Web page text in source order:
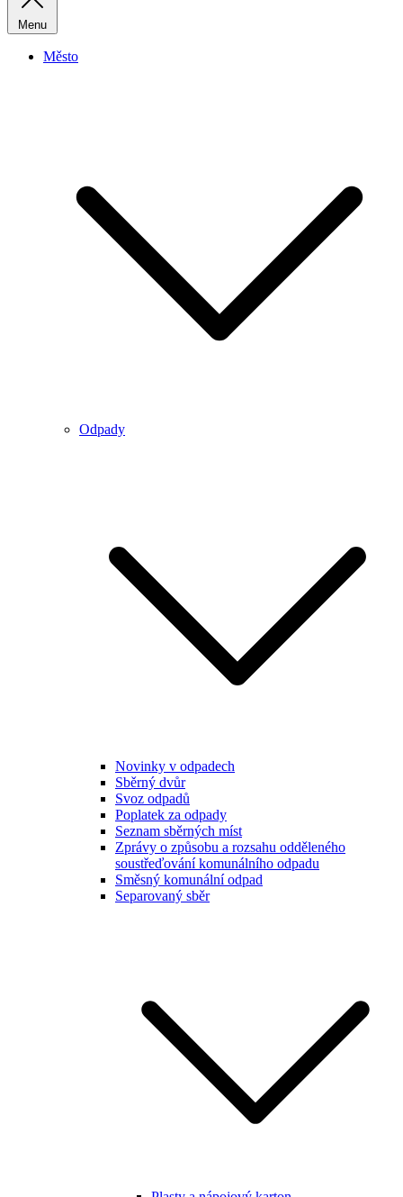
Menu
Město
Odpady
Novinky v odpadech
Sběrný dvůr
Svoz odpadů
Poplatek za odpady
Seznam sběrných míst
Zprávy o způsobu a rozsahu odděleného
soustřeďování komunálního odpadu
Směsný komunální odpad
Separovaný sběr